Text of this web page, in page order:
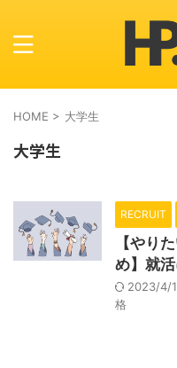
HOME > 大学生
大学生
RECRUIT
【やり
め】就
2023/4/
格